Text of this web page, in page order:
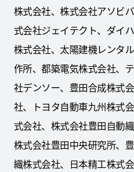
株式会社、株式会社アソビ
式会社ジェイテクト、ダイ
株式会社、太陽建機レンタ
作所、都築電気株式会社、
社デンソー、豊田合成株式
社、トヨタ自動車九州株式
式会社、株式会社豊田自動
株式会社豊田中央研究所、
織株式会社、日本精工株式